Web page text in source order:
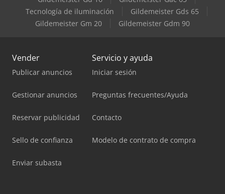
Tecnología de iluminación
Gildemeister Gds 65
Gildemeister Gm 20
Gildemeister Gdm 90
Vender
Publicar anuncios
Gestionar anuncios
Reservar publicidad
Sello de confianza
Enviar subasta
Servicio y ayuda
Iniciar sesión
Preguntas frecuentes/Ayuda
Contacto
Modelo de contrato de compra